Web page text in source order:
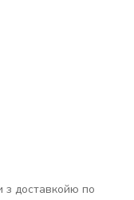
з доставкойю по